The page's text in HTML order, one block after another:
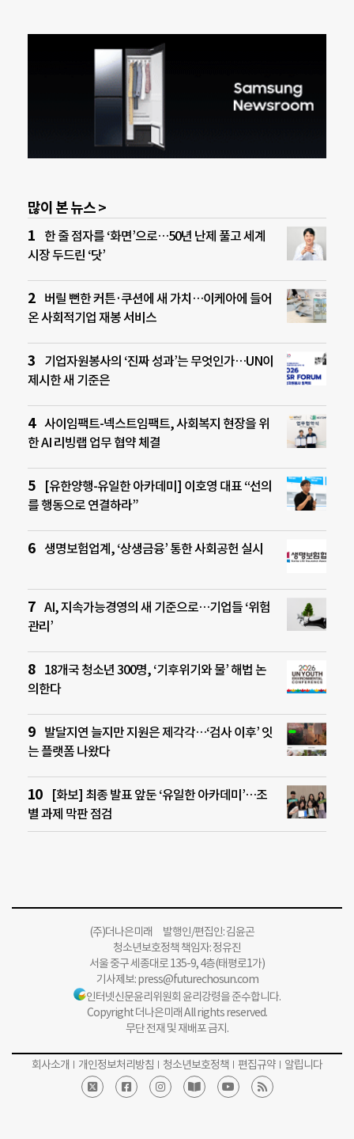
많이 본 뉴스 >
한 줄 점자를 ‘화면’으로…50년 난제 풀고 세계
시장 두드린 ‘닷’
버릴 뻔한 커튼·쿠션에 새 가치…이케아에 들어
온 사회적기업 재봉 서비스
기업자원봉사의 ‘진짜 성과’는 무엇인가…UN이
제시한 새 기준은
사이임팩트-넥스트임팩트, 사회복지 현장을 위
한 AI 리빙랩 업무 협약 체결
[유한양행-유일한 아카데미] 이호영 대표 “선의
를 행동으로 연결하라”
생명보험업계, ‘상생금융’ 통한 사회공헌 실시
AI, 지속가능경영의 새 기준으로…기업들 ‘위험
관리’
18개국 청소년 300명, ‘기후위기와 물’ 해법 논
의한다
발달지연 늘지만 지원은 제각각…‘검사 이후’ 잇
는 플랫폼 나왔다
[화보] 최종 발표 앞둔 ‘유일한 아카데미’…조
별 과제 막판 점검
(주)더나은미래 발행인/편집인: 김윤곤
청소년보호정책 책임자: 정유진
서울 중구 세종대로 135-9, 4층(태평로1가)
기사제보:press@futurechosun.com
인터넷신문윤리위원회 윤리강령을 준수합니다.
Copyright 더나은미래 All rights reserved.
무단 전재 및 재배포 금지.
회사소개 개인정보처리방침 청소년보호정책 편집규약 알립니다